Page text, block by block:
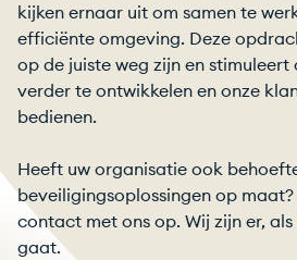
kijken ernaar uit om samen te
efficiënte omgeving. Deze
op de juiste weg zijn en stimuleert
verder te ontwikkelen en onze
bedienen.
Heeft uw organisatie ook
beveiligingsoplossingen op
contact met ons op. Wij zijn er,
gaat.